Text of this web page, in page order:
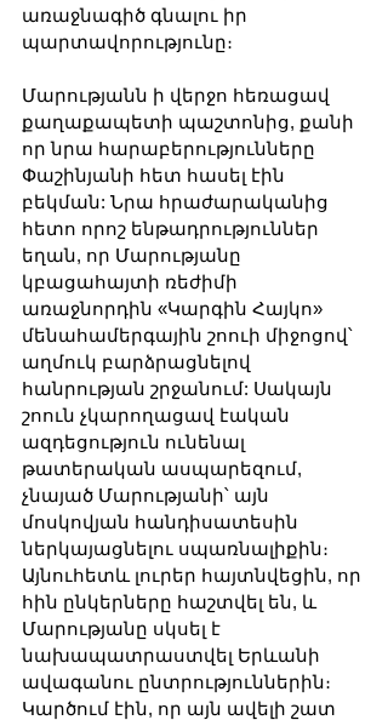
առաջնագիծ գնալու իր
պարտավորությունը։
Մարությանն ի վերջո հեռացավ
քաղաքապետի պաշտոնից, քանի
որ նրա հարաբերությունները
Փաշինյանի հետ հասել էին
բեկման: Նրա հրաժարականից
հետո որոշ ենթադրություններ
եղան, որ Մարությանը
կբացահայտի ռեժիմի
առաջնորդին «Կարգին Հայկո»
մենահամերգային շոուի միջոցով՝
աղմուկ բարձրացնելով
հանրության շրջանում: Սակայն
շոուն չկարողացավ էական
ազդեցություն ունենալ
թատերական ասպարեզում,
չնայած Մարությանի՝ այն
մոսկովյան հանդիսատեսին
ներկայացնելու սպառնալիքին։
Այնուհետև լուրեր հայտնվեցին, որ
հին ընկերները հաշտվել են, և
Մարությանը սկսել է
նախապատրաստվել Երևանի
ավագանու ընտրություններին։
Կարծում էին, որ այն ավելի շատ